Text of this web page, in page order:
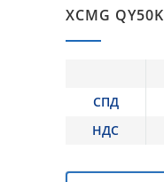
XCMG QY50K
СПД
НДС